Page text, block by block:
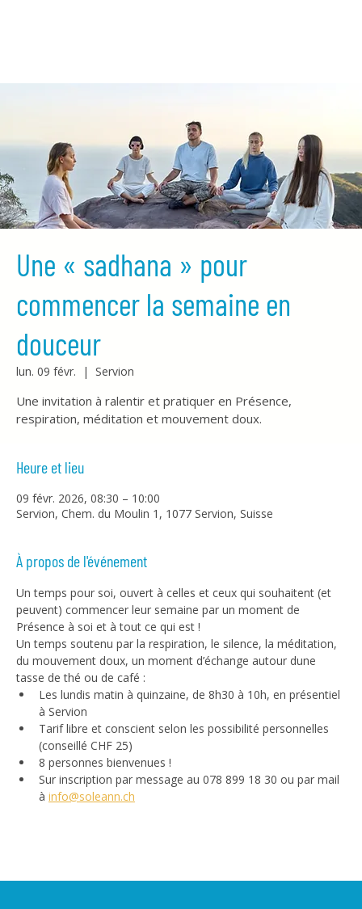
Une « sadhana » pour
commencer la semaine en
douceur
lun. 09 févr.
  |
Servion
Une invitation à ralentir et pratiquer en Présence,
respiration, méditation et mouvement doux.
Heure et lieu
09 févr. 2026, 08:30 – 10:00
Servion, Chem. du Moulin 1, 1077 Servion, Suisse
À propos de l'événement
Un temps pour soi, ouvert à celles et ceux qui souhaitent (et
peuvent) commencer leur semaine par un moment de
Présence à soi et à tout ce qui est !
Un temps soutenu par la respiration, le silence, la méditation,
du mouvement doux, un moment d’échange autour dune
tasse de thé ou de café :
Les lundis matin à quinzaine, de 8h30 à 10h, en présentiel
à Servion
Tarif libre et conscient selon les possibilité personnelles
(conseillé CHF 25)
8 personnes bienvenues !
Sur inscription par message au 078 899 18 30 ou par mail
à info@soleann.ch